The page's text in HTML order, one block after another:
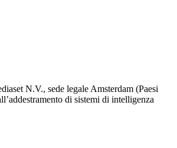
N.V., sede legale Amsterdam (Paesi
di sistemi di intelligenza